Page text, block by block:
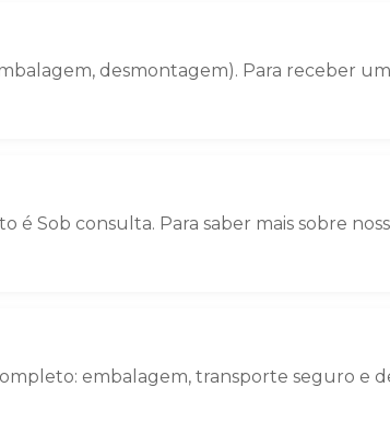
desmontagem). Para receber
Sob consulta. Para saber mais sobre
embalagem, transporte seguro e